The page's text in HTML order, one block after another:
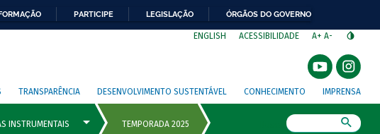
PARTICIPE LEGISLAÇÃO ÓRGÃOS DO GOVERNO
ENGLISH ACESSIBILIDADE A+ A-
TRANSPARÊNCIA DESENVOLVIMENTO SUSTENTÁVEL CONHECIMENTO IMPRENSA